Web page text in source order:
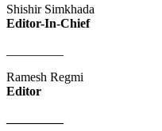
Shishir Simkhada
Editor-In-Chief
Ramesh Regmi
Editor